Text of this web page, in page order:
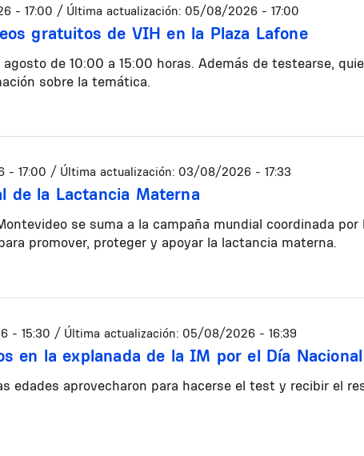
- 17:00 / Última actualización: 05/08/2026 - 17:00
gratuitos de VIH en la Plaza Lafone
agosto de 10:00 a 15:00 horas. Además de testearse,
sobre la temática.
- 17:00 / Última actualización: 03/08/2026 - 17:33
de la Lactancia Materna
se suma a la campaña mundial coordinada por
promover, proteger y apoyar la lactancia materna.
- 15:30 / Última actualización: 05/08/2026 - 16:39
en la explanada de la IM por el Día
edades aprovecharon para hacerse el test y recibir el